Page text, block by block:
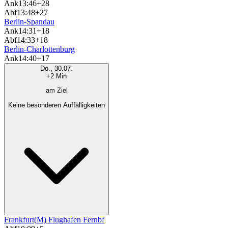
Ank13:46+28
Abf13:48+27
Berlin-Spandau
Ank14:31+18
Abf14:33+18
Berlin-Charlottenburg
Ank14:40+17
Do., 30.07.
+2 Min
am Ziel
Keine besonderen Auffälligkeiten
Frankfurt(M) Flughafen Fernbf